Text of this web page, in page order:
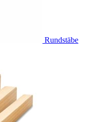
Rundstäbe